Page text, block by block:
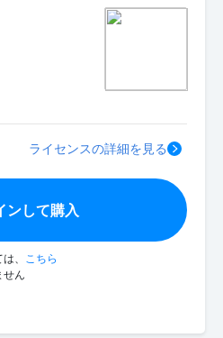
ライセンスの詳細を見る
ンして購入
、 こちら
せん